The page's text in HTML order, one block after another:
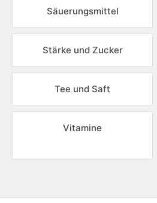
Säuerungsmittel
Stärke und Zucker
Tee und Saft
Vitamine